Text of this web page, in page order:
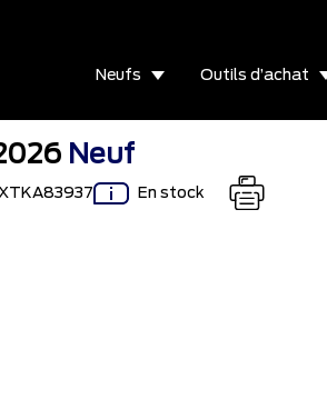
Neufs Outils d’achat
Neuf
En stock